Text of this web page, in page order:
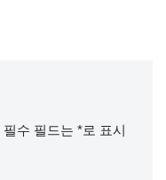
필수 필드는 *로 표시